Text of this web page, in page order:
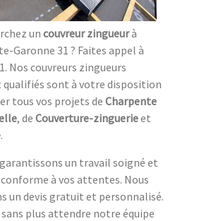
un couvreur zingueurà
Garonne 31 ? Faites appel à
Nos couvreurs zingueurs
sont à votre disposition
tous vos projets de Charpente
, de Couverture-zinguerieet
.
un travail soigné et
à vos attentes. Nous
un devis gratuit et personnalisé.
plus attendre notre équipe